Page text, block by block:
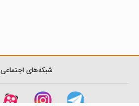
شبکه‌های اجتماعی